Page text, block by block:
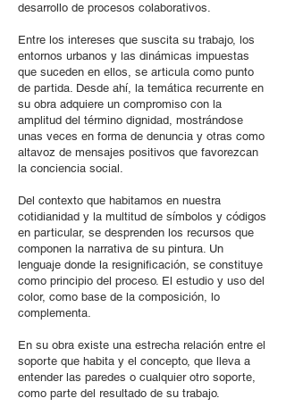
desarrollo de procesos colaborativos.
Entre los intereses que suscita su trabajo, los
entornos urbanos y las dinámicas impuestas
que suceden en ellos, se articula como punto
de partida. Desde ahí, la temática recurrente en
su obra adquiere un compromiso con la
amplitud del término dignidad, mostrándose
unas veces en forma de denuncia y otras como
altavoz de mensajes positivos que favorezcan
la conciencia social.
Del contexto que habitamos en nuestra
cotidianidad y la multitud de símbolos y códigos
en particular, se desprenden los recursos que
componen la narrativa de su pintura. Un
lenguaje donde la resignificación, se constituye
como principio del proceso. El estudio y uso del
color, como base de la composición, lo
complementa.
En su obra existe una estrecha relación entre el
soporte que habita y el concepto, que lleva a
entender las paredes o cualquier otro soporte,
como parte del resultado de su trabajo.